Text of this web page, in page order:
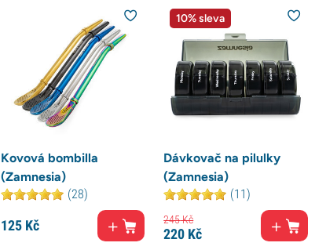
Kovová bombilla
(Zamnesia)
(28)
125 Kč
10% sleva
Dávkovač na pilulky
(Zamnesia)
(11)
245Kč
220 Kč